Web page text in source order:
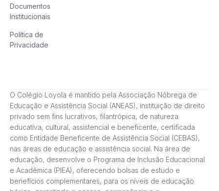
Documentos
Institucionais
Política de
Privacidade
O Colégio Loyola é mantido pela Associação Nóbrega de
Educação e Assistência Social (ANEAS), instituição de direito
privado sem fins lucrativos, filantrópica, de natureza
educativa, cultural, assistencial e beneficente, certificada
como Entidade Beneficente de Assistência Social (CEBAS),
nas áreas de educação e assistência social. Na área de
educação, desenvolve o Programa de Inclusão Educacional
e Acadêmica (PIEA), oferecendo bolsas de estudo e
benefícios complementares, para os níveis de educação